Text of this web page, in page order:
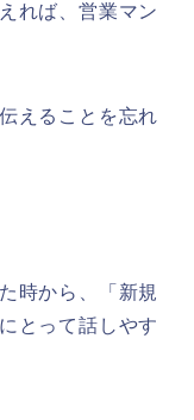
れば、営業マン
えることを忘れ
時から、「新規
とって話しやす